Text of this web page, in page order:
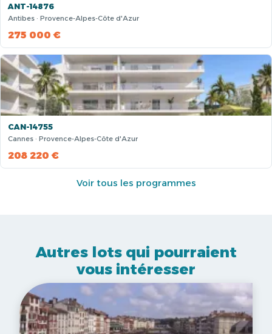
ANT-14876
Antibes · Provence-Alpes-Côte d'Azur
275 000 €
CAN-14755
Cannes · Provence-Alpes-Côte d'Azur
208 220 €
Voir tous les programmes
Autres lots qui pourraient
vous intéresser